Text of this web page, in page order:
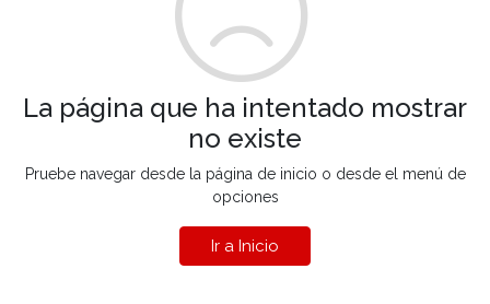
La página que ha intentado mostrar
no existe
Pruebe navegar desde la página de inicio o desde el menú de
opciones
Ir a Inicio